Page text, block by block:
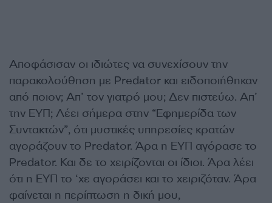
Αποφάσισαν οι ιδιώτες να συνεχίσουν την
παρακολούθηση με Predator και ειδοποιήθηκαν
από ποιον; Απ’ τον γιατρό μου; Δεν πιστεύω. Απ’
την ΕΥΠ; Λέει σήμερα στην “Εφημερίδα των
Συντακτών”, ότι μυστικές υπηρεσίες κρατών
αγοράζουν το Predator. Άρα η ΕΥΠ αγόρασε το
Predator. Και δε το χειρίζονται οι ίδιοι. Άρα λέει
ότι η ΕΥΠ το ‘χε αγοράσει και το χειριζόταν. Άρα
φαίνεται η περίπτωση η δική μου,